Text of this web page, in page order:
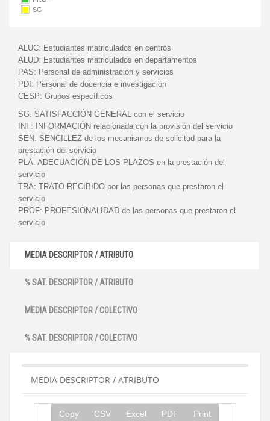
SG
ALUC: Estudiantes matriculados en centros
ALUD: Estudiantes matriculados en departamentos
PAS: Personal de administración y servicios
PDI: Personal de docencia e investigación
CESP: Grupos específicos
SG: SATISFACCIÓN GENERAL con el servicio
INF:
INFORMACIÓN relacionada con la provisión del servicio
SEN: SENCILLEZ de los mecanismos de solicitud para la
prestación del servicio
PLA: ADECUACIÓN DE LOS PLAZOS en la prestación del
servicio
TRA: TRATO RECIBIDO por las personas que prestaron el
servicio
PROF: PROFESIONALIDAD de las personas que prestaron el
servicio
MEDIA DESCRIPTOR / ATRIBUTO
% SAT. DESCRIPTOR / ATRIBUTO
MEDIA DESCRIPTOR / COLECTIVO
% SAT. DESCRIPTOR / COLECTIVO
MEDIA DESCRIPTOR / ATRIBUTO
Copy CSV Excel PDF Print